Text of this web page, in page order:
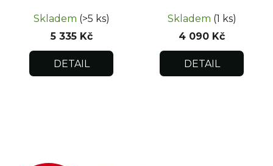
Skladem (>5 ks)
5 335 Kč
DETAIL
Skladem (1 ks)
4 090 Kč
DETAIL